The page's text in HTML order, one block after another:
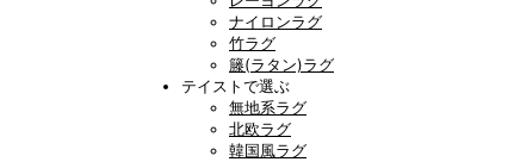
ナイロンラグ
竹ラグ
籐(ラタン)ラグ
テイストで選ぶ
無地系ラグ
北欧ラグ
韓国風ラグ